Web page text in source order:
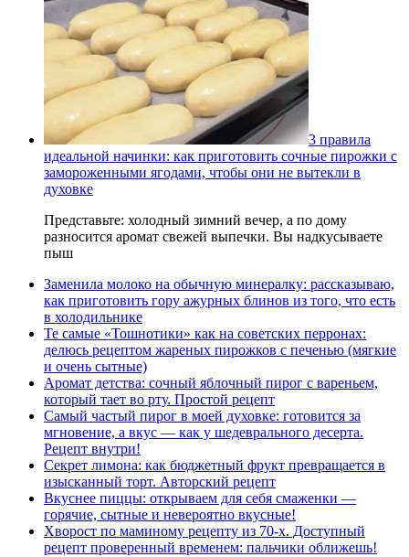
3 правила
идеальной начинки: как приготовить сочные пирожки с
замороженными ягодами, чтобы они не вытекли в
духовке
Представьте: холодный зимний вечер, а по дому
разносится аромат свежей выпечки. Вы надкусываете
пыш
Заменила молоко на обычную минералку: рассказываю,
как приготовить гору ажурных блинов из того, что есть
в холодильнике
Те самые «Тошнотики» как на советских перронах:
делюсь рецептом жареных пирожков с печенью (мягкие
и очень сытные)
Аромат детства: сочный яблочный пирог с вареньем,
который тает во рту. Простой рецепт
Самый частый пирог в моей духовке: готовится за
мгновение, а вкус — как у шедеврального десерта.
Рецепт внутри!
Секрет лимона: как бюджетный фрукт превращается в
изысканный торт. Авторский рецепт
Вкуснее пиццы: открываем для себя смаженки —
горячие, сытные и невероятно вкусные!
Хворост по маминому рецепту из 70-х. Доступный
рецепт проверенный временем: пальчики оближешь!